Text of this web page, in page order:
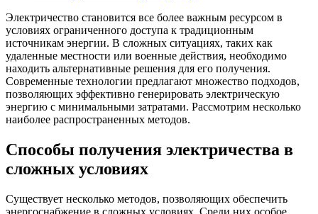
Электричество становится все более важным ресурсом в
условиях ограниченного доступа к традиционным
источникам энергии. В сложных ситуациях, таких как
удаленные местности или военные действия, необходимо
находить альтернативные решения для его получения.
Современные технологии предлагают множество подходов,
позволяющих эффективно генерировать электрическую
энергию с минимальными затратами. Рассмотрим несколько
наиболее распространенных методов.
Способы получения электричества в
сложных условиях
Существует несколько методов, позволяющих обеспечить
энергоснабжение в сложных условиях. Среди них особое